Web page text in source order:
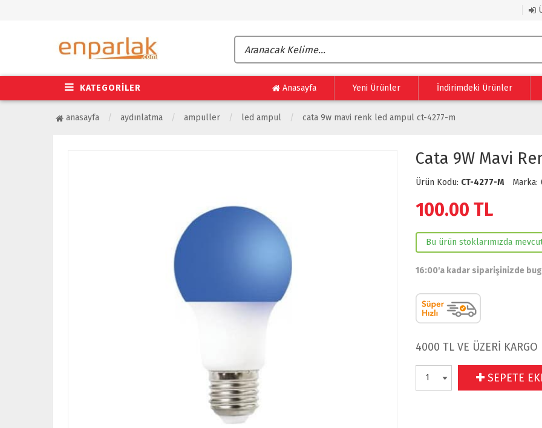
KATEGORİLER Anasayfa Yeni Ürünler İndirimdeki Ürünler
anasayfa aydınlatma ampuller led ampul cata 9w mavi renk led ampul ct-4277-m
Cata 9W Mavi
Ürün Kodu: CT-4277-M Marka:
100.00 TL
Bu ürün stoklarımızda
16:00'a kadar siparişinizde
4000 TL VE ÜZERİ KARGO
SEPETE